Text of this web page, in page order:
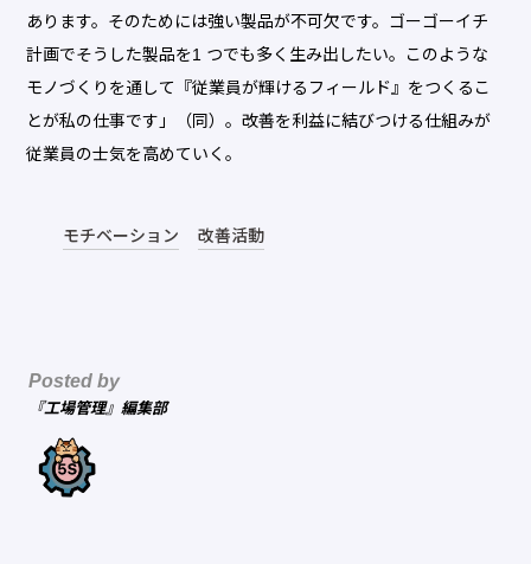
あります。そのためには強い製品が不可欠です。ゴーゴーイチ
計画でそうした製品を1 つでも多く生み出したい。このような
モノづくりを通して『従業員が輝けるフィールド』をつくるこ
とが私の仕事です」（同）。改善を利益に結びつける仕組みが
従業員の士気を高めていく。
モチベーション 改善活動
Posted by
『工場管理』編集部